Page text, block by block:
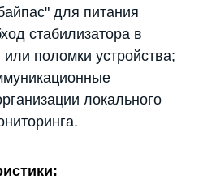
для питания
стабилизатора в
или поломки устройства;
локального